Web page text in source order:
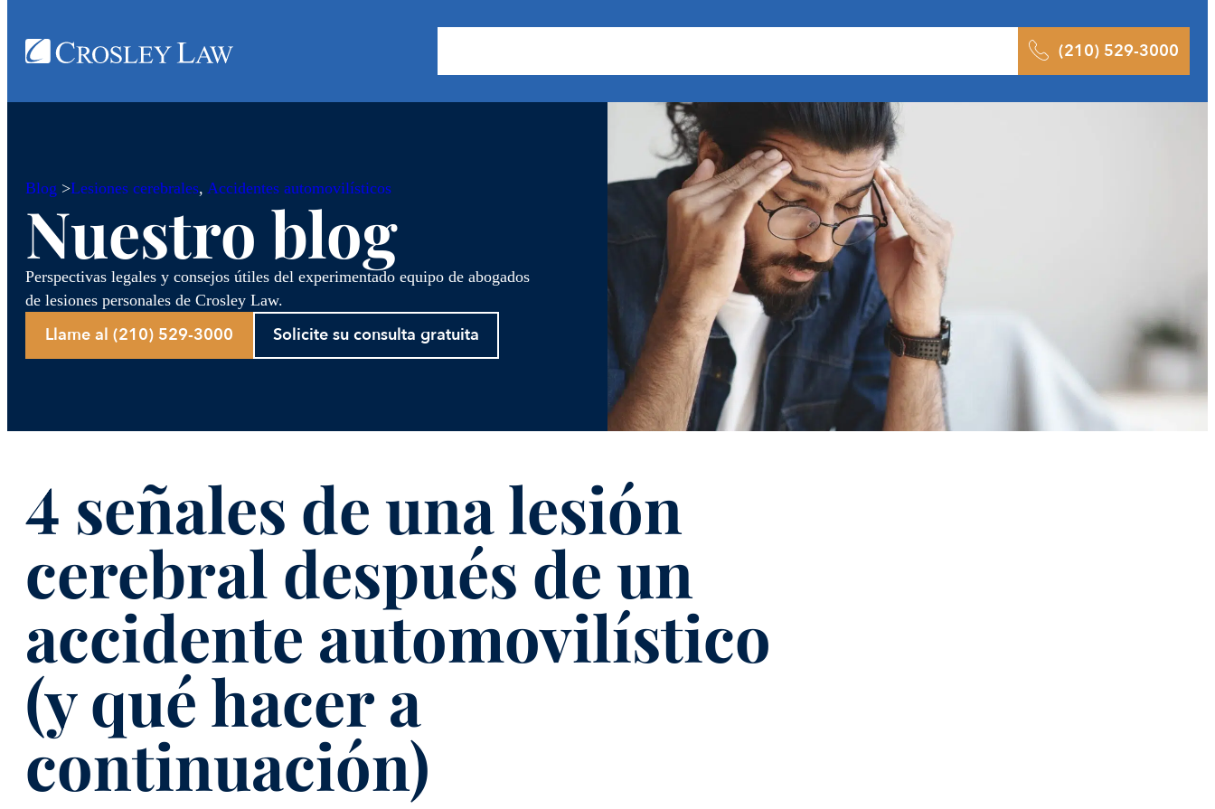
(210) 529-3000
Blog >Lesiones cerebrales, Accidentes automovilísticos
Nuestro blog
Perspectivas legales y consejos útiles del experimentado equipo de abogados
de lesiones personales de Crosley Law.
Llame al (210) 529-3000 Solicite su consulta gratuita
4 señales de una lesión
cerebral después de un
accidente automovilístico
(y qué hacer a
continuación)